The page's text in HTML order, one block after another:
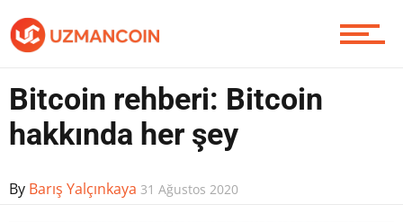
Bitcoin rehberi: Bitcoin
hakkında her şey
By Barış Yalçınkaya 31 Ağustos 2020